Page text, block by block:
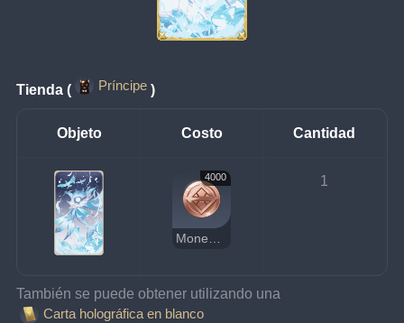
Tienda ( Príncipe )
Objeto Costo Cantidad
4000 1
También se puede obtener utilizando una
Carta holográfica en blanco